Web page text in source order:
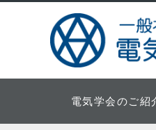
電気学会のご紹